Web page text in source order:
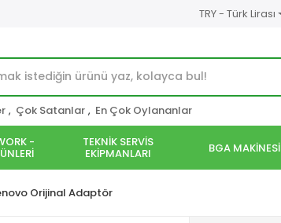
TRY - Türk Lirası
, Çok Satanlar , En Çok Oylananlar
- TEKNİK SERVİS
EKİPMANLARI BGA MAKİNESİ
Orijinal Adaptör